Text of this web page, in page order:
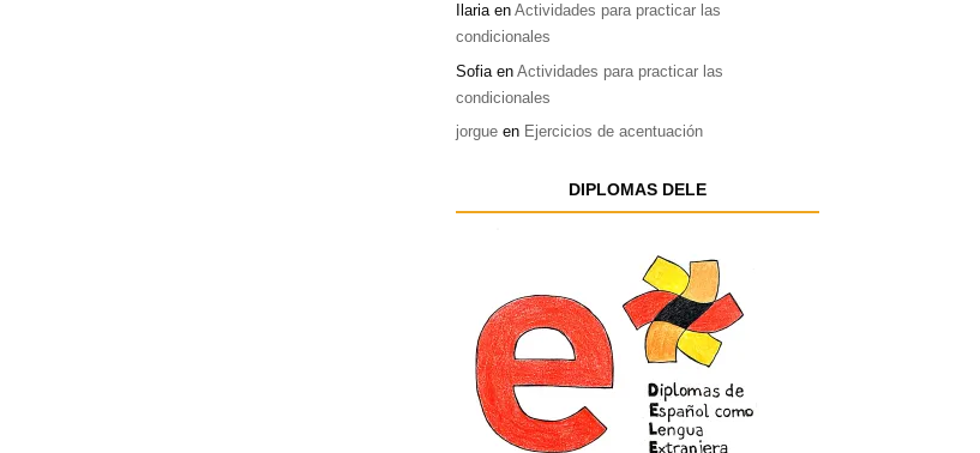
IlariaenActividades para practicar las
condicionales
Sofia enActividades para practicar las
condicionales
jorgue en Ejercicios de acentuación
DIPLOMAS DELE